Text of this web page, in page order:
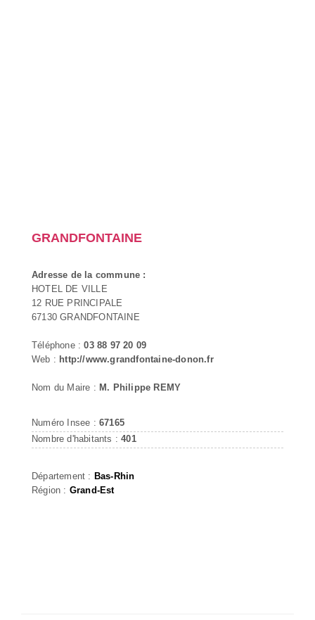
GRANDFONTAINE
Adresse de la commune :
HOTEL DE VILLE
12 RUE PRINCIPALE
67130 GRANDFONTAINE
Téléphone :03 88 97 20 09
Web : http://www.grandfontaine-donon.fr
Nom du Maire : M. Philippe REMY
Numéro Insee : 67165
Nombre d'habitants :401
Département : Bas-Rhin
Région : Grand-Est